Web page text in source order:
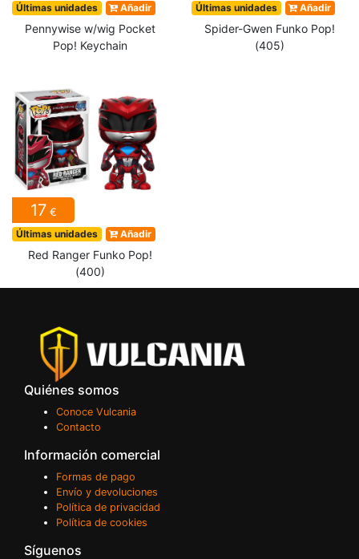
Últimas unidades Añadir
Pennywise w/wig Pocket
Pop! Keychain
Últimas unidades Añadir
Spider-Gwen Funko Pop!
(405)
17 €
Últimas unidades Añadir
Red Ranger Funko Pop!
(400)
Quiénes somos
Conoce Vulcania
Contacto
Información comercial
Formas de pago
Envío y devoluciones
Política de privacidad
Política de cookies
Síguenos